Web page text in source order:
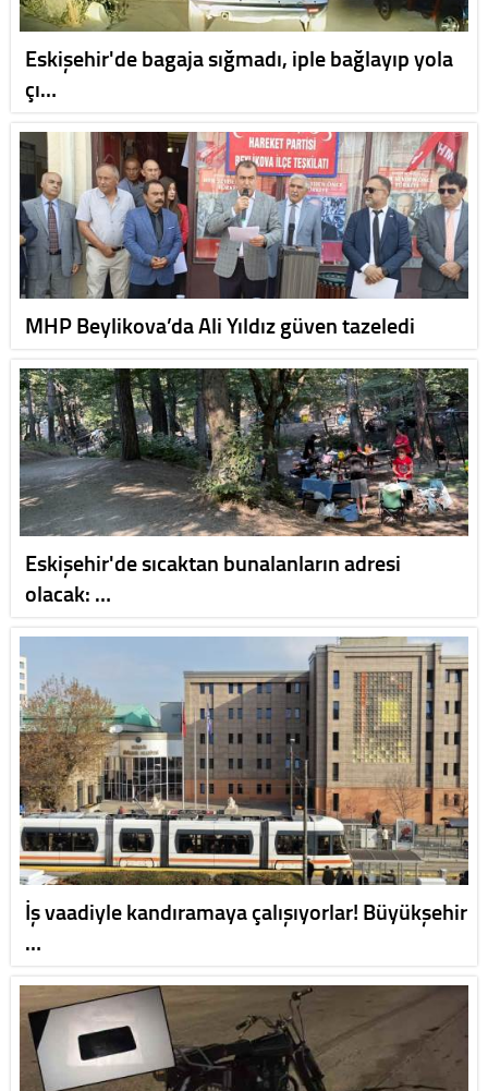
Eskişehir'de bagaja sığmadı, iple bağlayıp yola
çı…
MHP Beylikova’da Ali Yıldız güven tazeledi
Eskişehir'de sıcaktan bunalanların adresi
olacak: …
İş vaadiyle kandıramaya çalışıyorlar! Büyükşehir
…